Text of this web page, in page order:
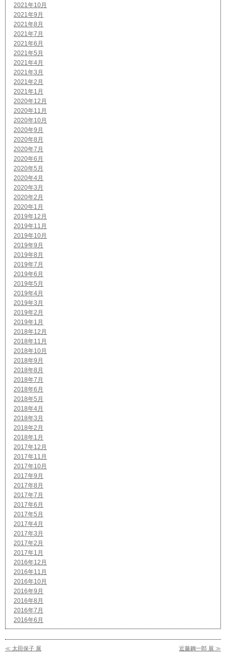
2021年10月
2021年9月
2021年8月
2021年7月
2021年6月
2021年5月
2021年4月
2021年3月
2021年2月
2021年1月
2020年12月
2020年11月
2020年10月
2020年9月
2020年8月
2020年7月
2020年6月
2020年5月
2020年4月
2020年3月
2020年2月
2020年1月
2019年12月
2019年11月
2019年10月
2019年9月
2019年8月
2019年7月
2019年6月
2019年5月
2019年4月
2019年3月
2019年2月
2019年1月
2018年12月
2018年11月
2018年10月
2018年9月
2018年8月
2018年7月
2018年6月
2018年5月
2018年4月
2018年3月
2018年2月
2018年1月
2017年12月
2017年11月
2017年10月
2017年9月
2017年8月
2017年7月
2017年6月
2017年5月
2017年4月
2017年3月
2017年2月
2017年1月
2016年12月
2016年11月
2016年10月
2016年9月
2016年8月
2016年7月
2016年6月
≪ 太田保子 展 近藤鋼一郎 展 ≫